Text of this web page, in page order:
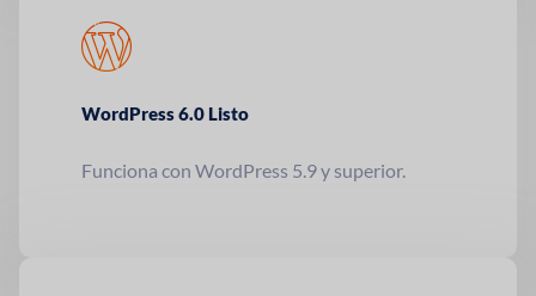
WordPress 6.0 Listo
Funciona con WordPress 5.9 y superior.